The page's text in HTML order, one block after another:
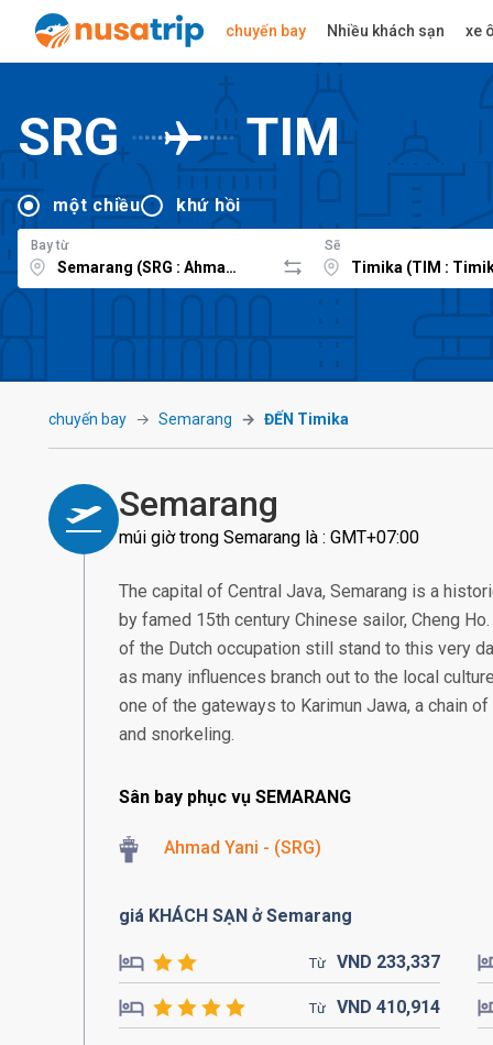
chuyến bay Nhiều khách sạn xe
SRG TIM
một chiều khứ hồi
Bay từ Sẽ
chuyến bay Semarang ĐẾN Timika
Semarang
múi giờ trong Semarang là : GMT+07:00
The capital of Central Java, Semarang is a
by famed 15th century Chinese sailor, Cheng
of the Dutch occupation still stand to this very
as many influences branch out to the local
one of the gateways to Karimun Jawa, a chain
and snorkeling.
Sân bay phục vụ SEMARANG
Ahmad Yani - (SRG)
giá KHÁCH SẠN ở Semarang
Từ VND 233,337
Từ VND 410,914